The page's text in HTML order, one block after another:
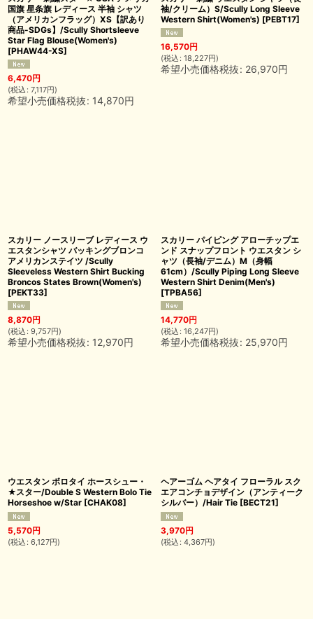
国旗 星条旗 レディース 半袖 シャツ
（アメリカンフラッグ）XS【訳あり
商品-SDGs】/Scully Shortsleeve
Star Flag Blouse(Women's)
[PHAW44-XS]
6,470円
(税込 : 7,117円)
希望小売価格税抜: 14,870円
袖/クリーム）S/Scully Long Sleeve
Western Shirt(Women's) [PEBT17]
16,570円
(税込 : 18,227円)
希望小売価格税抜: 26,970円
スカリー ノースリーブ レディース ウ
エスタンシャツ バッキングブロンコ
アメリカンステイツ /Scully
Sleeveless Western Shirt Bucking
Broncos States Brown(Women's)
[PEKT33]
8,870円
(税込 : 9,757円)
希望小売価格税抜: 12,970円
スカリー パイピング アローチップエ
ンド スナップフロント ウエスタン シ
ャツ（長袖/デニム）M（身幅
61cm）/Scully Piping Long Sleeve
Western Shirt Denim(Men's)
[TPBA56]
14,770円
(税込 : 16,247円)
希望小売価格税抜: 25,970円
ウエスタン ボロタイ ホースシュー・
★スター/Double S Western Bolo Tie
Horseshoe w/Star [CHAK08]
5,570円
(税込 : 6,127円)
ヘアーゴム ヘアタイ フローラル スク
エアコンチョデザイン（アンティーク
シルバー）/Hair Tie [BECT21]
3,970円
(税込 : 4,367円)